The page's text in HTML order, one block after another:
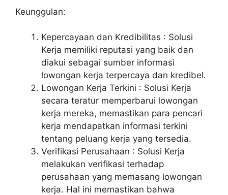
Keunggulan:
Kepercayaan dan Kredibilitas : Solusi
Kerja memiliki reputasi yang baik dan
diakui sebagai sumber informasi
lowongan kerja terpercaya dan kredibel.
Lowongan Kerja Terkini : Solusi Kerja
secara teratur memperbarui lowongan
kerja mereka, memastikan para pencari
kerja mendapatkan informasi terkini
tentang peluang kerja yang tersedia.
Verifikasi Perusahaan : Solusi Kerja
melakukan verifikasi terhadap
perusahaan yang memasang lowongan
kerja. Hal ini memastikan bahwa